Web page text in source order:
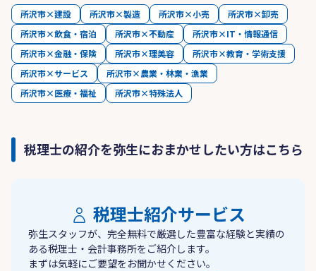
所沢市×建設 所沢市×製造 所沢市×小売
所沢市×卸売
所沢市×飲食・宿泊
所沢市×不動産
所沢市×IT・情報通信
所沢市×金融・保険
所沢市×理美容
所沢市×教育・学術支援
所沢市×サービス
所沢市×農業・林業・漁業
所沢市×医療・福祉
所沢市×特殊法人
税理士の紹介を弥生におまかせしたい方はこちら
税理士紹介サービス
弥生スタッフが、完全無料で厳選した豊富な経験と実績の
ある税理士・会計事務所をご紹介します。
まずは気軽にご要望をお聞かせください。